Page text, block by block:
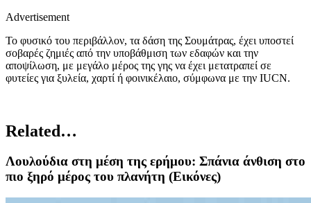
Advertisement
Το φυσικό του περιβάλλον, τα δάση της Σουμάτρας, έχει υποστεί
σοβαρές ζημιές από την υποβάθμιση των εδαφών και την
αποψίλωση, με μεγάλο μέρος της γης να έχει μετατραπεί σε
φυτείες για ξυλεία, χαρτί ή φοινικέλαιο, σύμφωνα με την IUCN.
Related…
Λουλούδια στη μέση της ερήμου: Σπάνια άνθιση στο
πιο ξηρό μέρος του πλανήτη (Εικόνες)